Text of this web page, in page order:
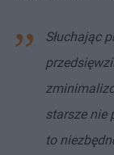
Słuchając
starsze nie
to